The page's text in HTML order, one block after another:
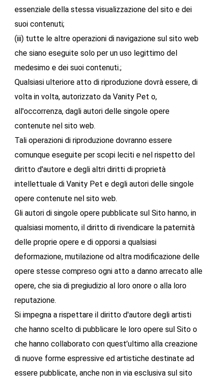
essenziale della stessa visualizzazione del sito e dei
suoi contenuti;
(iii) tutte le altre operazioni di navigazione sul sito web
che siano eseguite solo per un uso legittimo del
medesimo e dei suoi contenuti.;
Qualsiasi ulteriore atto di riproduzione dovrà essere, di
volta in volta, autorizzato da Vanity Pet o,
all'occorrenza, dagli autori delle singole opere
contenute nel sito web.
Tali operazioni di riproduzione dovranno essere
comunque eseguite per scopi leciti e nel rispetto del
diritto d'autore e degli altri diritti di proprietà
intellettuale di Vanity Pet e degli autori delle singole
opere contenute nel sito web.
Gli autori di singole opere pubblicate sul Sito hanno, in
qualsiasi momento, il diritto di rivendicare la paternità
delle proprie opere e di opporsi a qualsiasi
deformazione, mutilazione od altra modificazione delle
opere stesse compreso ogni atto a danno arrecato alle
opere, che sia di pregiudizio al loro onore o alla loro
reputazione.
Si impegna a rispettare il diritto d'autore degli artisti
che hanno scelto di pubblicare le loro opere sul Sito o
che hanno collaborato con quest’ultimo alla creazione
di nuove forme espressive ed artistiche destinate ad
essere pubblicate, anche non in via esclusiva sul sito